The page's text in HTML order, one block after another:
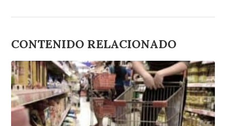
CONTENIDO RELACIONADO